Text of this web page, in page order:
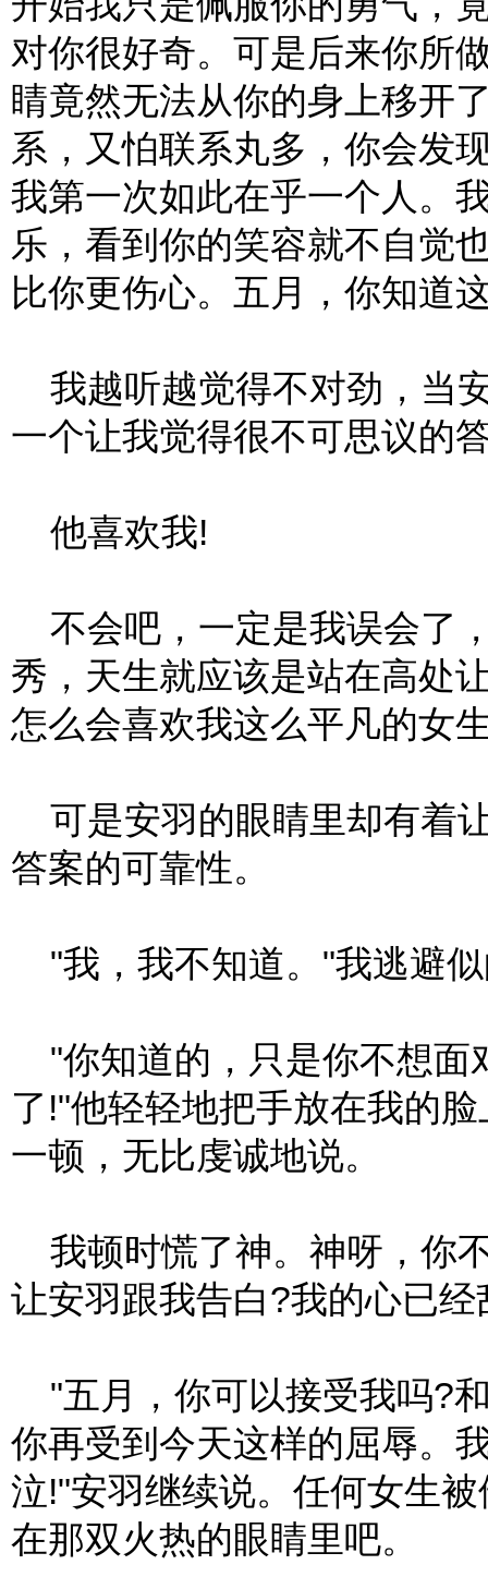
对你很好奇。可是后来你所
睛竟然无法从你的身上移开
系，又怕联系丸多，你会发
我第一次如此在乎一个人。
乐，看到你的笑容就不自觉
比你更伤心。五月，你知道
我越听越觉得不对劲，当
一个让我觉得很不可思议的
他喜欢我!
不会吧，一定是我误会了
秀，天生就应该是站在高处
怎么会喜欢我这么平凡的女
可是安羽的眼睛里却有着
答案的可靠性。
"我，我不知道。"我逃避
"你知道的，只是你不想面
了!"他轻轻地把手放在我的
一顿，无比虔诚地说。
我顿时慌了神。神呀，你
让安羽跟我告白?我的心已
"五月，你可以接受我吗?
你再受到今天这样的屈辱。
泣!"安羽继续说。任何女生
在那双火热的眼睛里吧。